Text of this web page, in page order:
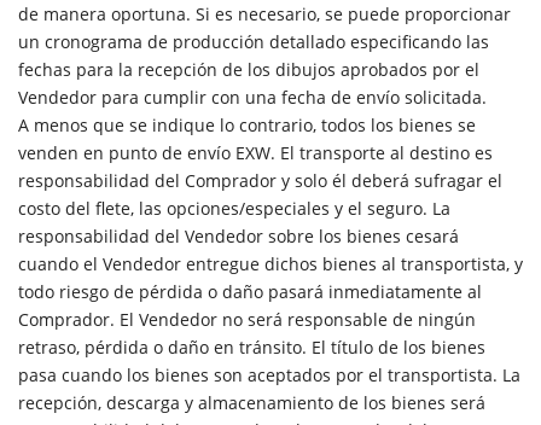
de manera oportuna. Si es necesario, se puede proporcionar
un cronograma de producción detallado especificando las
fechas para la recepción de los dibujos aprobados por el
Vendedor para cumplir con una fecha de envío solicitada.
A menos que se indique lo contrario, todos los bienes se
venden en punto de envío EXW. El transporte al destino es
responsabilidad del Comprador y solo él deberá sufragar el
costo del flete, las opciones/especiales y el seguro. La
responsabilidad del Vendedor sobre los bienes cesará
cuando el Vendedor entregue dichos bienes al transportista, y
todo riesgo de pérdida o daño pasará inmediatamente al
Comprador. El Vendedor no será responsable de ningún
retraso, pérdida o daño en tránsito. El título de los bienes
pasa cuando los bienes son aceptados por el transportista. La
recepción, descarga y almacenamiento de los bienes será